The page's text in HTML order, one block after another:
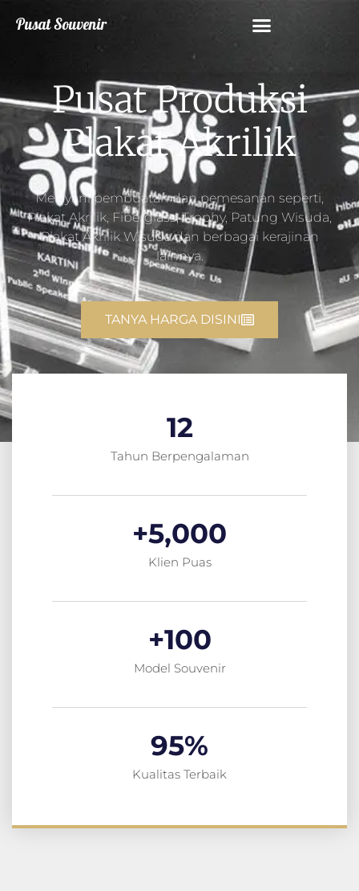
Pusat Souvenir
Pusat Produksi
Plakat Akrilik
Melayani pembuatan dan pemesanan seperti,
Plakat Akrilik, Fiberglass, Trophy, Patung Wisuda,
Plakat Akrilik Wisuda dan berbagai kerajinan
lainnya.
TANYA HARGA DISINI
Tahun Berpengalaman
12
Klien Puas
+5,000
Model Souvenir
+100
Kualitas Terbaik
95%